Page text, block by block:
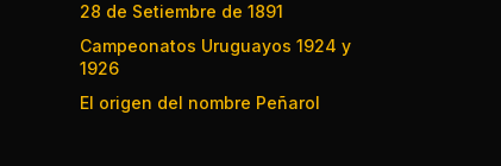
28 de Setiembre de 1891
Campeonatos Uruguayos 1924 y
1926
El origen del nombre Peñarol